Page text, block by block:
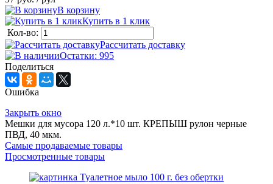
В корзину
Купить в 1 клик
Кол-во:
Рассчитать доставку
Остатки: 995
Поделиться
Ошибка
Закрыть окно
Мешки для мусора 120 л.*10 шт. КРЕПЫШ рулон черные
ПВД, 40 мкм.
Самые продаваемые товары
Просмотренные товары